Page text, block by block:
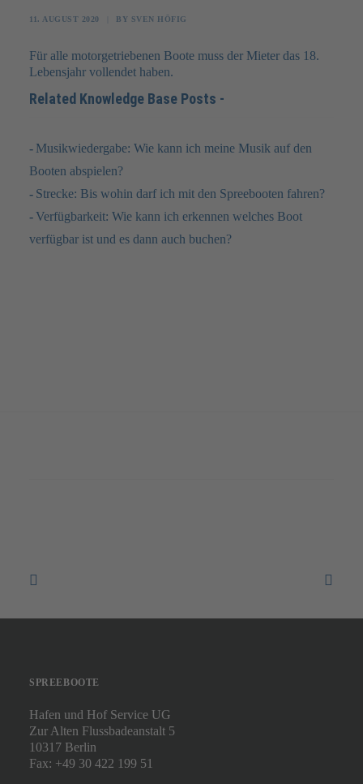
FAQ
11. AUGUST 2020 BY SVEN HÖFIG
Für alle motorgetriebenen Boote muss der Mieter das 18.
Lebensjahr vollendet haben.
Related Knowledge Base Posts -
Musikwiedergabe: Wie kann ich meine Musik auf den
Booten abspielen?
Strecke: Bis wohin darf ich mit den Spreebooten fahren?
Verfügbarkeit: Wie kann ich erkennen welches Boot
verfügbar ist und es dann auch buchen?
SPREEBOOTE
Hafen und Hof Service UG
Zur Alten Flussbadeanstalt 5
10317 Berlin
Fax: +49 30 422 199 51